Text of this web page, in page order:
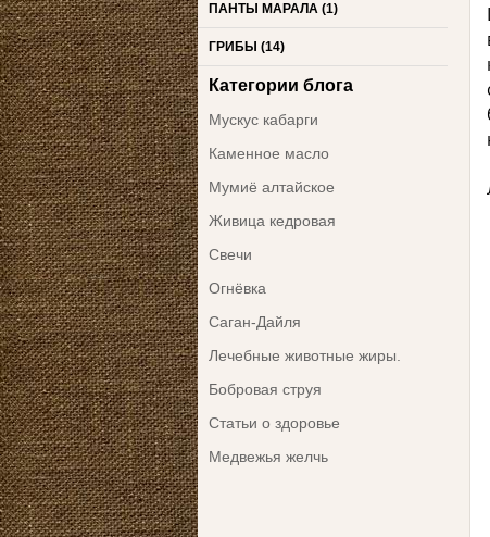
ПАНТЫ МАРАЛА (1)
ГРИБЫ (14)
Категории блога
Мускус кабарги
Каменное масло
Мумиё алтайское
Живица кедровая
Свечи
Огнёвка
Саган-Дайля
Лечебные животные жиры.
Бобровая струя
Статьи о здоровье
Медвежья желчь